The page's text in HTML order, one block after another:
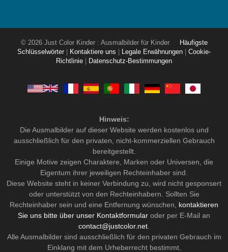
© 2026 Just Color Kinder : Ausmalbilder für Kinder
Häufigste
Schlüsselwörter
Kontaktiere uns Legale Erwähnungen
Cookie-
Richtlinie
Datenschutz-Bestimmungen
Hinweis:
Die Ausmalbilder auf dieser Website werden kostenlos und
ausschließlich für den privaten, nicht-kommerziellen Gebrauch
bereitgestellt.
Einige Motive zeigen Charaktere, Marken oder Universen, die
Eigentum ihrer jeweiligen Rechteinhaber sind.
Diese Website steht in keiner Verbindung zu, wird nicht gesponsert
oder unterstützt von den Rechteinhabern. Sollten Sie
Rechteinhaber sein und eine Entfernung wünschen, kontaktieren
Sie uns bitte über unser Kontaktformular oder per E-Mail an
contact@justcolor.net
Alle Ausmalbilder sind ausschließlich für den privaten Gebrauch im
Einklang mit dem Urheberrecht bestimmt.